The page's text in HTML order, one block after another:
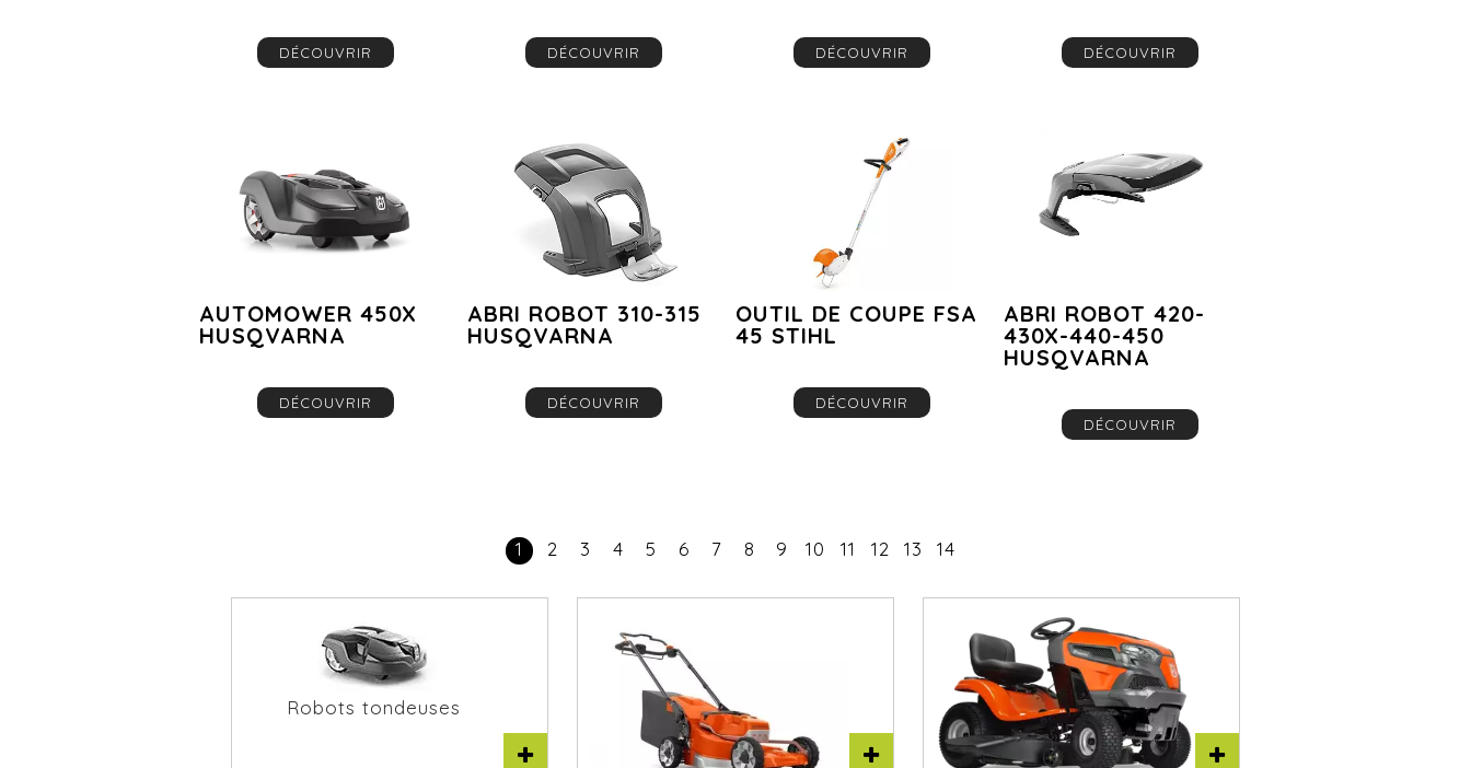
DÉCOUVRIR DÉCOUVRIR DÉCOUVRIR DÉCOUVRIR
AUTOMOWER 450X
HUSQVARNA
DÉCOUVRIR
ABRI ROBOT 310-315
HUSQVARNA
DÉCOUVRIR
OUTIL DE COUPE FSA
45 STIHL
DÉCOUVRIR
ABRI ROBOT 420-
430X-440-450
HUSQVARNA
DÉCOUVRIR
1 2 3 4 5 6 7 8 9 10 11 12 13 14
Robots tondeuses